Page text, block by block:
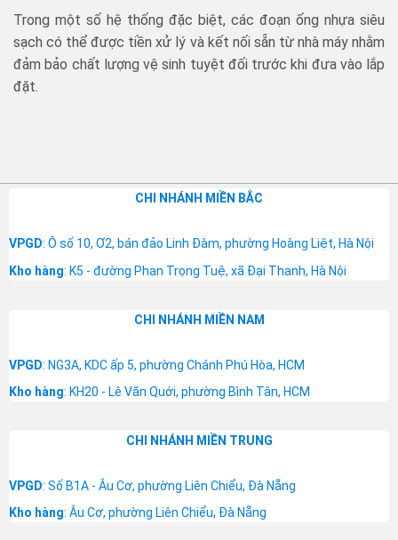
Trong một số hệ thống đặc biệt, các đoạn ống nhựa siêu
sạch có thể được tiền xử lý và kết nối sẵn từ nhà máy nhằm
đảm bảo chất lượng vệ sinh tuyệt đối trước khi đưa vào lắp
đặt.
CHI NHÁNH MIỀN BẮC
VPGD: Ô số 10, Ơ2, bán đảo Linh Đàm, phường Hoàng Liệt, Hà Nội
Kho hàng: K5 - đường Phan Trọng Tuệ, xã Đại Thanh, Hà Nội
CHI NHÁNH MIỀN NAM
VPGD: NG3A, KDC ấp 5, phường Chánh Phú Hòa, HCM
Kho hàng: KH20 - Lê Văn Quới, phường Bình Tân, HCM
CHI NHÁNH MIỀN TRUNG
VPGD: Số B1A - Âu Cơ, phường Liên Chiểu, Đà Nẵng
Kho hàng: Âu Cơ, phường Liên Chiểu, Đà Nẵng